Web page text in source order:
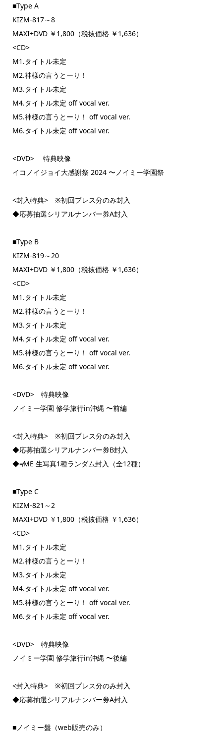
■Type A
KIZM-817～8
MAXI+DVD ￥1,800（税抜価格 ￥1,636）
<CD>
M1.タイトル未定
M2.神様の言うとーり！
M3.タイトル未定
M4.タイトル未定 off vocal ver.
M5.神様の言うとーり！ off vocal ver.
M6.タイトル未定 off vocal ver.
<DVD> 特典映像
イコノイジョイ大感謝祭 2024 〜ノイミー学園祭
<封入特典> ※初回プレス分のみ封入
◆応募抽選シリアルナンバー券A封入
■Type B
KIZM-819～20
MAXI+DVD ￥1,800（税抜価格 ￥1,636）
<CD>
M1.タイトル未定
M2.神様の言うとーり！
M3.タイトル未定
M4.タイトル未定 off vocal ver.
M5.神様の言うとーり！ off vocal ver.
M6.タイトル未定 off vocal ver.
<DVD> 特典映像
ノイミー学園 修学旅行in沖縄 〜前編
<封入特典> ※初回プレス分のみ封入
◆応募抽選シリアルナンバー券B封入
◆≠ME 生写真1種ランダム封入（全12種）
■Type C
KIZM-821～2
MAXI+DVD ￥1,800（税抜価格 ￥1,636）
<CD>
M1.タイトル未定
M2.神様の言うとーり！
M3.タイトル未定
M4.タイトル未定 off vocal ver.
M5.神様の言うとーり！ off vocal ver.
M6.タイトル未定 off vocal ver.
<DVD> 特典映像
ノイミー学園 修学旅行in沖縄 〜後編
<封入特典> ※初回プレス分のみ封入
◆応募抽選シリアルナンバー券A封入
■ノイミー盤（web販売のみ）